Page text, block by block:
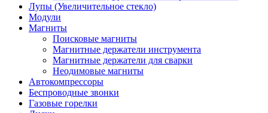
Лупы (Увеличительное стекло)
Модули
Магниты
Поисковые магниты
Магнитные держатели инструмента
Магнитные держатели для сварки
Неодимовые магниты
Автокомпрессоры
Беспроводные звонки
Газовые горелки